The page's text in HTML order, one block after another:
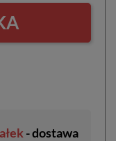
- dostawa